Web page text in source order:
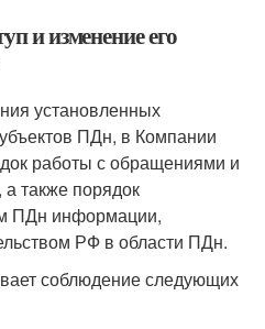
и изменение его
установленных
ПДн, в Компании
работы с обращениями и
также порядок
ПДн информации,
РФ в области ПДн.
соблюдение следующих